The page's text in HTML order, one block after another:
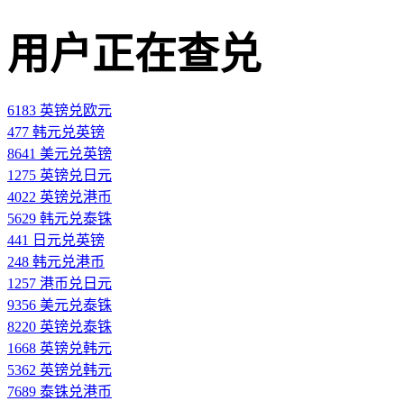
用户正在查兑
6183 英镑兑欧元
477 韩元兑英镑
8641 美元兑英镑
1275 英镑兑日元
4022 英镑兑港币
5629 韩元兑泰铢
441 日元兑英镑
248 韩元兑港币
1257 港币兑日元
9356 美元兑泰铢
8220 英镑兑泰铢
1668 英镑兑韩元
5362 英镑兑韩元
7689 泰铢兑港币